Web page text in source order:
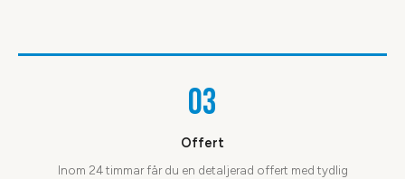
03
Offert
Inom 24 timmar får du en detaljerad offert med tydlig